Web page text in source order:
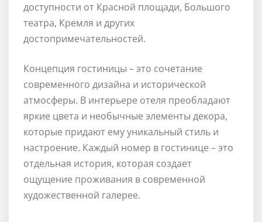
доступности от Красной площади, Большого
театра, Кремля и других
достопримечательностей.
Концепция гостиницы – это сочетание
современного дизайна и исторической
атмосферы. В интерьере отеля преобладают
яркие цвета и необычные элементы декора,
которые придают ему уникальный стиль и
настроение. Каждый номер в гостинице – это
отдельная история, которая создает
ощущение проживания в современной
художественной галерее.